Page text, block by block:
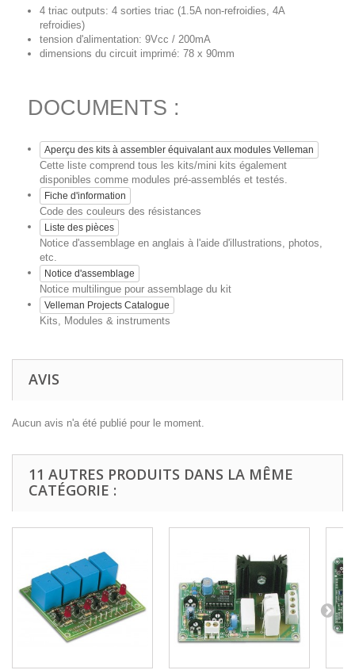
4 triac outputs: 4 sorties triac (1.5A non-refroidies, 4A
refroidies)
tension d'alimentation: 9Vcc / 200mA
dimensions du circuit imprimé: 78 x 90mm
DOCUMENTS :
Aperçu des kits à assembler équivalant aux modules Velleman
Cette liste comprend tous les kits/mini kits également
disponibles comme modules pré-assemblés et testés.
Fiche d'information
Code des couleurs des résistances
Liste des pièces
Notice d'assemblage en anglais à l'aide d'illustrations, photos,
etc.
Notice d'assemblage
Notice multilingue pour assemblage du kit
Velleman Projects Catalogue
Kits, Modules & instruments
AVIS
Aucun avis n'a été publié pour le moment.
11 AUTRES PRODUITS DANS LA MÊME
CATÉGORIE :